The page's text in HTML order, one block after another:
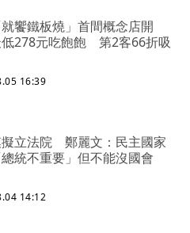
饗鐵板燒」首間概念店開
278元吃飽飽 第2客66折吸
16:39
擬立法院 鄭麗文：民主國家
統不重要」但不能沒國會
14:12